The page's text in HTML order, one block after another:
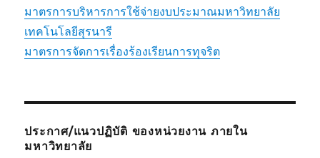
มาตรการบริหารการใช้จ่ายงบประมาณมหาวิทยาลัย
เทคโนโลยีสุรนารี
มาตรการจัดการเรื่องร้องเรียนการทุจริต
ประกาศ/แนวปฏิบัติ ของหน่วยงาน ภายใน
มหาวิทยาลัย